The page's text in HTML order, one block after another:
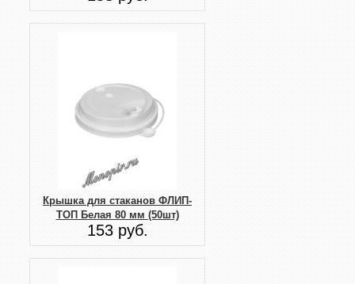
Крышка для стаканов ФЛИП-
ТОП Белая 80 мм (50шт)
153 руб.